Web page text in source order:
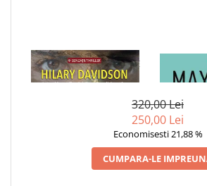
1 x ULTIMA EI SUFLARE
1 x
320,00 Lei
250,00 Lei
Economisesti 21,88 %
CUMPARA-LE